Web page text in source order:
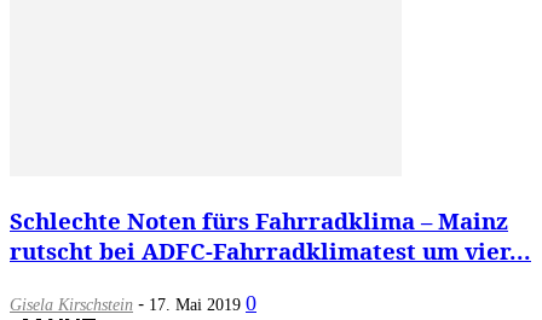
Schlechte Noten fürs Fahrradklima – Mainz
rutscht bei ADFC-Fahrradklimatest um vier...
Gisela Kirschstein - 17. Mai 2019 0